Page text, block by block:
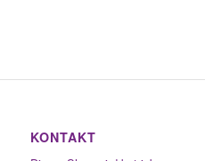
KONTAKT